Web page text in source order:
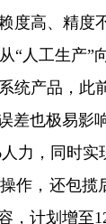
度高、精度
“人工生产”
统产品，此
差也极易影
力，同时
作，还包
，计划增至